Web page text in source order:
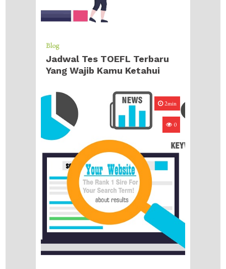
Blog
Jadwal Tes TOEFL Terbaru
Yang Wajib Kamu Ketahui
2min
0